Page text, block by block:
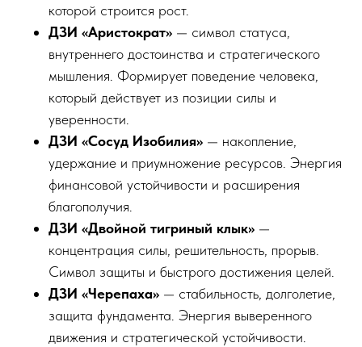
которой строится рост.
ДЗИ «Аристократ» — символ статуса,
внутреннего достоинства и стратегического
мышления. Формирует поведение человека,
который действует из позиции силы и
уверенности.
ДЗИ «Сосуд Изобилия» — накопление,
удержание и приумножение ресурсов. Энергия
финансовой устойчивости и расширения
благополучия.
ДЗИ «Двойной тигриный клык» —
концентрация силы, решительность, прорыв.
Символ защиты и быстрого достижения целей.
ДЗИ «Черепаха» — стабильность, долголетие,
защита фундамента. Энергия выверенного
движения и стратегической устойчивости.